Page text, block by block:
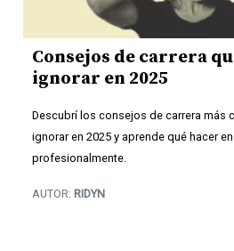
Consejos de carrera
ignorar en 2025
Descubrí los consejos de carrera más
ignorar en 2025 y aprende qué hacer
profesionalmente.
AUTOR: RIDYN